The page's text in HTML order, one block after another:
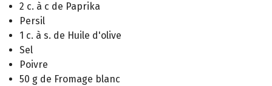
2 c. à c de Paprika
Persil
1 c. à s. de Huile d'olive
Sel
Poivre
50 g de Fromage blanc